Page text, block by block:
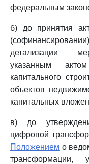
федеральным
б) до принятия
детализации
указанным
капитального
объектов
капитальных
в) до
цифровой
Положением о
трансформации,